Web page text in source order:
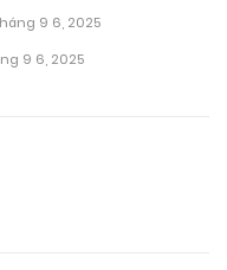
9 6, 2025
9 6, 2025